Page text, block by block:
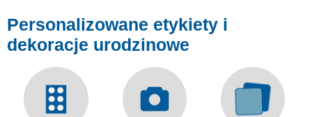
Personalizowane etykiety i
dekoracje urodzinowe